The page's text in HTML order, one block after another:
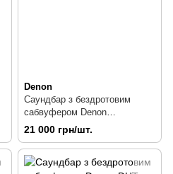
Denon
Саундбар з бездротовим
сабвуфером Denon
HomeCinema HS2 Black
21 000 грн/шт.